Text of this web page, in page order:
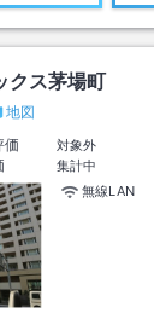
クス茅場町
地図
価
対象外
集計中
無線LAN